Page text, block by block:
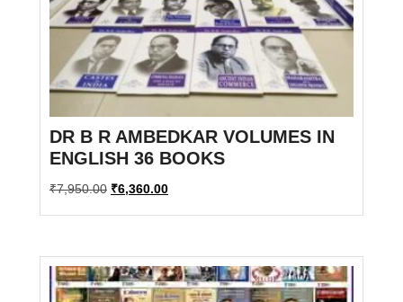
DR B R AMBEDKAR VOLUMES IN
ENGLISH 36 BOOKS
₹7,950.00 Original
was:
₹6,360.00Current
is: